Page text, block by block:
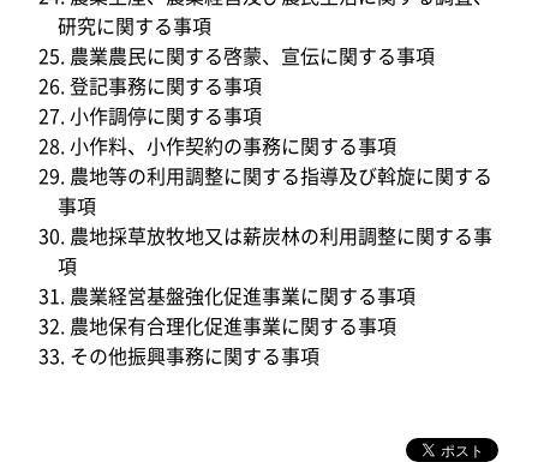
研究に関する事項
農業農民に関する啓蒙、宣伝に関する事項
登記事務に関する事項
小作調停に関する事項
小作料、小作契約の事務に関する事項
農地等の利用調整に関する指導及び斡旋に関する
事項
農地採草放牧地又は薪炭林の利用調整に関する事
項
農業経営基盤強化促進事業に関する事項
農地保有合理化促進事業に関する事項
その他振興事務に関する事項